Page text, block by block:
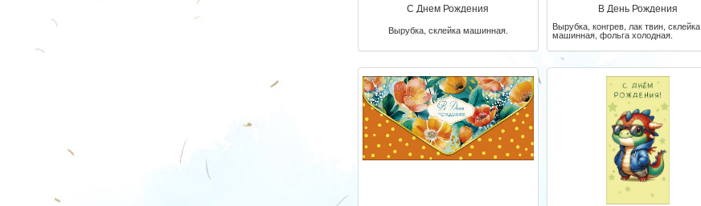
С Днем Рождения
Вырубка, склейка машинная.
В День Рождения
Вырубка, конгрев, лак твин, склейка
машинная, фольга холодная.